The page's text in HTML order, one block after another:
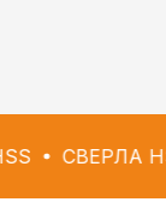
HSS